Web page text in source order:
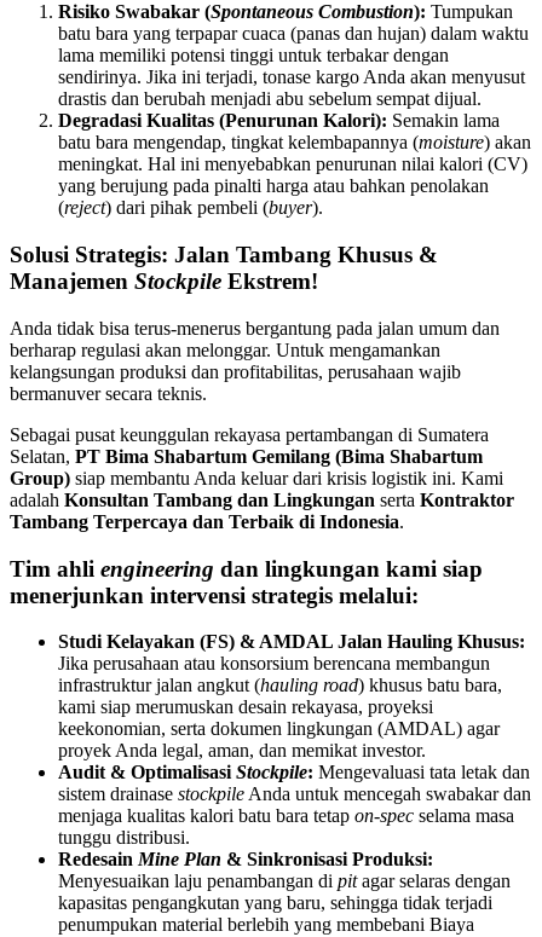
Risiko Swabakar (Spontaneous Combustion): Tumpukan
batu bara yang terpapar cuaca (panas dan hujan) dalam waktu
lama memiliki potensi tinggi untuk terbakar dengan
sendirinya. Jika ini terjadi, tonase kargo Anda akan menyusut
drastis dan berubah menjadi abu sebelum sempat dijual.
Degradasi Kualitas (Penurunan Kalori): Semakin lama
batu bara mengendap, tingkat kelembapannya (moisture) akan
meningkat. Hal ini menyebabkan penurunan nilai kalori (CV)
yang berujung pada pinalti harga atau bahkan penolakan
(reject) dari pihak pembeli (buyer).
Solusi Strategis: Jalan Tambang Khusus &
Manajemen Stockpile Ekstrem!
Anda tidak bisa terus-menerus bergantung pada jalan umum dan
berharap regulasi akan melonggar. Untuk mengamankan
kelangsungan produksi dan profitabilitas, perusahaan wajib
bermanuver secara teknis.
Sebagai pusat keunggulan rekayasa pertambangan di Sumatera
Selatan, PT Bima Shabartum Gemilang (Bima Shabartum
Group) siap membantu Anda keluar dari krisis logistik ini. Kami
adalah Konsultan Tambang dan Lingkungan serta Kontraktor
Tambang Terpercaya dan Terbaik di Indonesia.
Tim ahli engineering dan lingkungan kami siap
menerjunkan intervensi strategis melalui:
Studi Kelayakan (FS) & AMDAL Jalan Hauling Khusus:
Jika perusahaan atau konsorsium berencana membangun
infrastruktur jalan angkut (hauling road) khusus batu bara,
kami siap merumuskan desain rekayasa, proyeksi
keekonomian, serta dokumen lingkungan (AMDAL) agar
proyek Anda legal, aman, dan memikat investor.
Audit & Optimalisasi Stockpile: Mengevaluasi tata letak dan
sistem drainase stockpile Anda untuk mencegah swabakar dan
menjaga kualitas kalori batu bara tetap on-spec selama masa
tunggu distribusi.
Redesain Mine Plan & Sinkronisasi Produksi:
Menyesuaikan laju penambangan di pitagar selaras dengan
kapasitas pengangkutan yang baru, sehingga tidak terjadi
penumpukan material berlebih yang membebani Biaya